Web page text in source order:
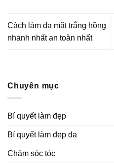
Cách làm da mặt trắng hồng
nhanh nhất an toàn nhất
Chuyên mục
Bí quyết làm đẹp
Bí quyết làm đẹp da
Chăm sóc tóc